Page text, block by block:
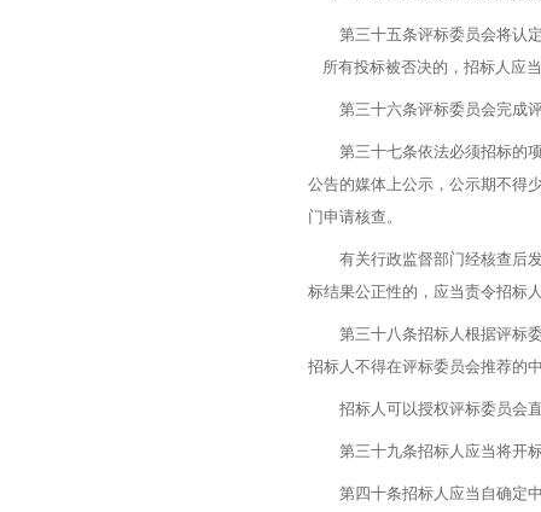
第三十五条评标委员会将认定
所有投标被否决的，招标人应
第三十六条评标委员会完成评
第三十七条依法必须招标的项
公告的媒体上公示，公示期不得
门申请核查。
有关行政监督部门经核查后发
标结果公正性的，应当责令招标
第三十八条招标人根据评标委
招标人不得在评标委员会推荐的
招标人可以授权评标委员会直
第三十九条招标人应当将开标
第四十条招标人应当自确定中